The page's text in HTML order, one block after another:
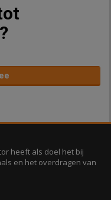
heeft als doel het bij
en het overdragen van